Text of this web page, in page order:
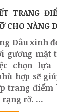
TRANG
CHO NÀNG
Dâu xinh
gương mặt
chọn lựa
hợp sẽ
trang điểm
rỡ. ...